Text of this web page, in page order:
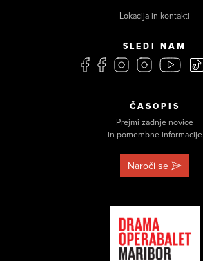
Lokacija in kontakti
SLEDI NAM
ČASOPIS
Prejmi zadnje novice
in pomembne informacije
Naroči se